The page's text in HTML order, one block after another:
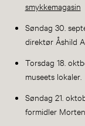
smykkemagasin
Søndag 30.
direktør Åshild
Torsdag 18.
museets lokaler.
Søndag 21.
formidler